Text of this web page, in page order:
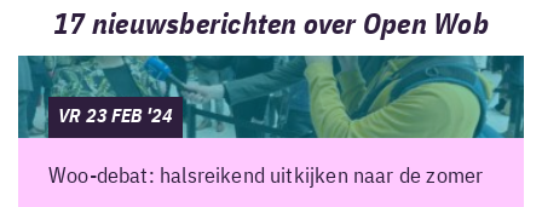
17 nieuwsberichten over Open Wob
VR 23 FEB '24
Woo-debat: halsreikend uitkijken naar de zomer